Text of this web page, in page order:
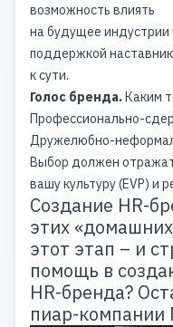
возможность влиять
на будущее индустрии
поддержкой
к сути.
Голос бренда.Каким
Профессионально-
Дружелюбно-
Выбор должен
вашу культуру (EVP) и
Создание HR-
этих
этот этап – и
помощь в
HR-бренда?
пиар-компании